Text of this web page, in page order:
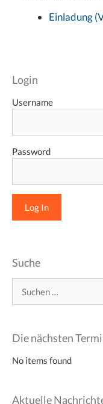
Einladung
Login
Username
Password
Suche
nach:
Die nächsten
No items found
Aktuelle